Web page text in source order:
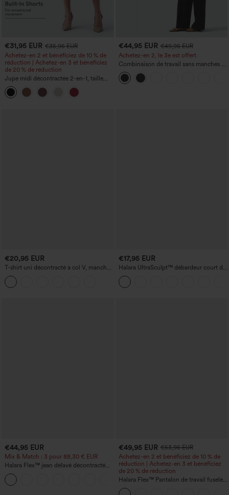
€31,95 EUR €35,95 EUR
Achetez-en 2 et bénéficiez de 10 % de
réduction | Achetez-en 3 et bénéficiez
de 20 % de réduction
Jupe midi décontractée 2-en-1, taille
haute à effet gainant, froncée avec
ourlet arrondi, en polaire et PU
€44,95 EUR €49,95 EUR
Achetez-en 2, le 3e est offert
Combinaison de travail sans manches à
encolure bateau, côtés noués, toucher
frais, rayée, avec poches — Édition Easy
Peezy
€20,95 EUR
T-shirt uni décontracté à col V, manches
courtes et fronces
€17,95 EUR
Halara UltraSculpt™ débardeur court de
yoga dos nu torsadé à bretelles doubles
€44,95 EUR
Mix & Match : 3 pour 88,30 € EUR
Halara Flex™ jean délavé décontracté
taille haute à poches, coupe baggy à
jambe large
+2
€49,95 EUR €53,95 EUR
Achetez-en 2 et bénéficiez de 10 % de
réduction | Achetez-en 3 et bénéficiez
de 20 % de réduction
Halara Flex™ Pantalon de travail fuselé,
uni, taille haute, avec poches